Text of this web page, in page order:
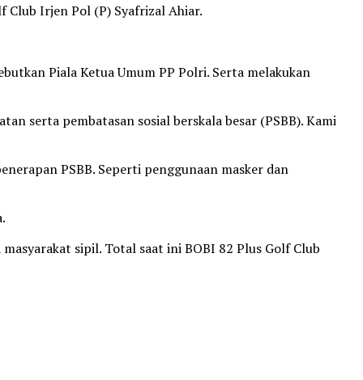
Club Irjen Pol (P) Syafrizal Ahiar.
Piala Ketua Umum PP Polri. Serta melakukan
serta pembatasan sosial berskala besar (PSBB). Kami
PSBB. Seperti penggunaan masker dan
sipil. Total saat ini BOBI 82 Plus Golf Club